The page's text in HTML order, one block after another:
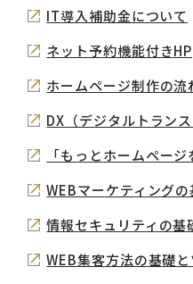
IT導入補助金について
ネット予約機能付きHP
ホームページ制作の流
DX（デジタルトランスフォーメ
「もっとホームページを活用したい
WEBマーケティング
情報セキュリティの基礎ホームペ
WEB集客方法の基礎